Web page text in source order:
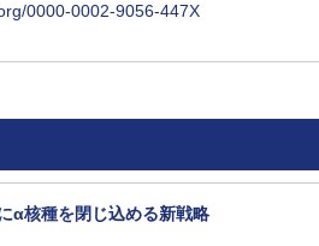
0000-0002-9056-447X
α核種を閉じ込める新戦略